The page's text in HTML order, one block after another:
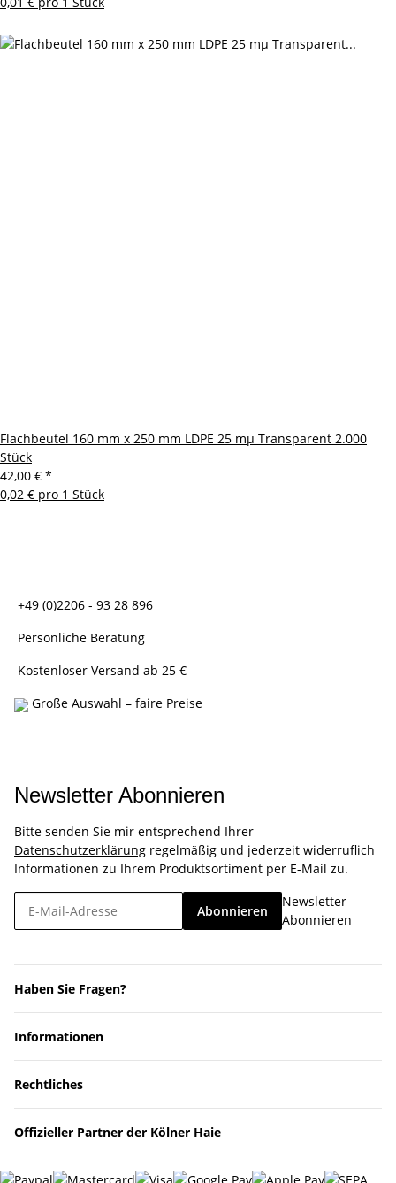
Flachbeutel 160 mm x 250 mm LDPE 25 mµ Transparent 2.000
Stück
42,00 € *
0,02 € pro 1 Stück
+49 (0)2206 - 93 28 896
Persönliche Beratung
Kostenloser Versand ab 25 €
Große Auswahl – faire Preise
Newsletter Abonnieren
Bitte senden Sie mir entsprechend Ihrer
Datenschutzerklärung regelmäßig und jederzeit widerruflich
Informationen zu Ihrem Produktsortiment per E-Mail zu.
Abonnieren
Newsletter
Abonnieren
Haben Sie Fragen?
Informationen
Rechtliches
Offizieller Partner der Kölner Haie